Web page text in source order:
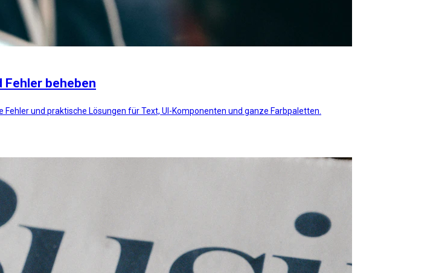
beheben
und praktische Lösungen für Text, UI-Komponenten und ganze Farbpaletten.